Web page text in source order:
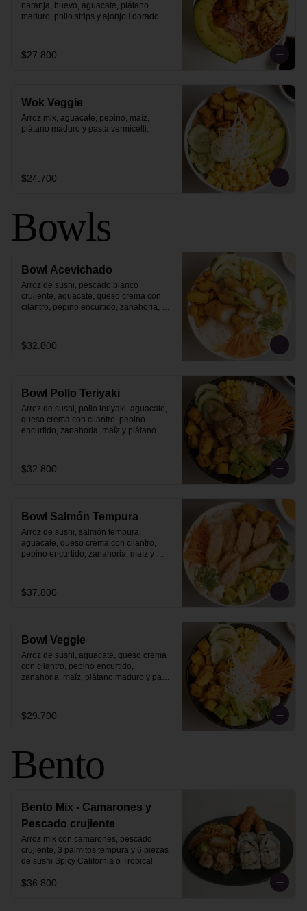
naranja, huevo, aguacate, plátano
maduro, philo strips y ajonjolí dorado.
$27.800
Wok Veggie
Arroz mix, aguacate, pepino, maíz,
plátano maduro y pasta vermicelli.
$24.700
Bowls
Bowl Acevichado
Arroz de sushi, pescado blanco
crujiente, aguacate, queso crema con
cilantro, pepino encurtido, zanahoria,
$32.800
Bowl Pollo Teriyaki
Arroz de sushi, pollo teriyaki, aguacate,
queso crema con cilantro, pepino
encurtido, zanahoria, maíz y plátano
$32.800
Bowl Salmón Tempura
Arroz de sushi, salmón tempura,
aguacate, queso crema con cilantro,
pepino encurtido, zanahoria, maíz y
$37.800
Bowl Veggie
Arroz de sushi, aguacate, queso crema
con cilantro, pepino encurtido,
zanahoria, maíz, plátano maduro y pasta
$29.700
Bento
Bento Mix - Camarones y
Pescado crujiente
Arroz mix con camarones, pescado
crujiente, 3 palmitos tempura y 6 piezas
de sushi Spicy California o Tropical.
$36.800